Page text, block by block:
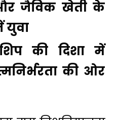
जैविक खेती के
युवा
की दिशा में
की ओर